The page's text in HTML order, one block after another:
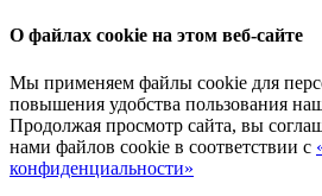
О файлах cookie на этом веб-сайте
Мы применяем файлы cookie для
повышения удобства пользования
Продолжая просмотр сайта, вы
нами файлов cookie в соответствии с
конфиденциальности»